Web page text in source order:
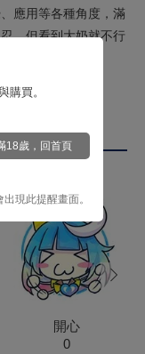
應用等各種角度，滿
，但看到大奶就不行
。
開心
0
next
購買。
18歲，回首頁
現此提醒畫面。